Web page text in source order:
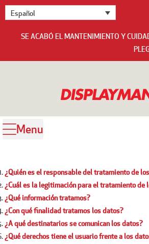
Español
SE ACABÓ EL MANTENIMIENTO Y
Menu
¿Quién es el responsable del tratamiento de
¿Cuál es la legitimación para el tratamiento de
¿Qué información tratamos?
¿Con qué finalidad tratamos los datos?
¿A qué destinatarios se comunican los datos?
¿Qué derechos tiene el usuario frente a los